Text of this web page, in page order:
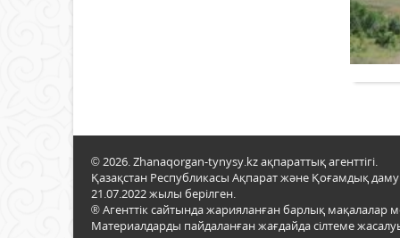
© 2026. Zhanaqorgan-tynysy.kz ақпараттық агенттігі.
Қазақстан Республикасы Ақпарат және Қоғамдық даму
21.07.2022 жылы берілген.
® Агенттік сайтында жарияланған барлық
Материалдарды пайдаланған жағдайда сілтеме